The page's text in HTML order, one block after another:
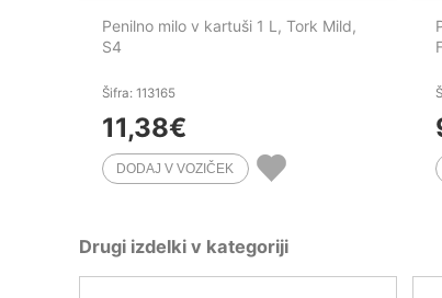
Penilno milo v kartuši 1 L, Tork Mild,
S4
Šifra: 113165
11,38€
Drugi izdelki v kategoriji